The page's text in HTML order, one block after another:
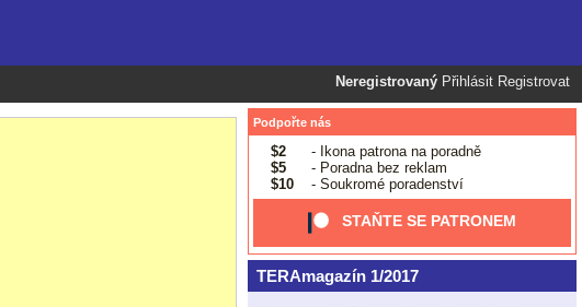
Neregistrovaný Přihlásit Registrovat
Podpořte nás
$2
- Ikona patrona na poradně
$5
- Poradna bez reklam
$10
- Soukromé poradenství
STAŇTE SE PATRONEM
TERAmagazín 1/2017